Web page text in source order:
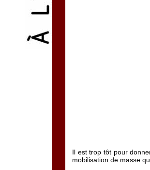
Il est trop tôt pour
mobilisation de masse